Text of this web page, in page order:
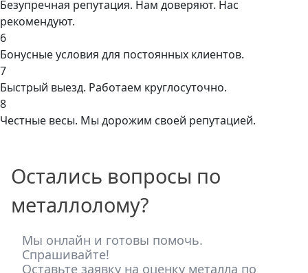
Безупречная репутация. Нам доверяют. Нас
рекомендуют.
6
Бонусные условия для постоянных клиентов.
7
Быстрый выезд. Работаем круглосуточно.
8
Честные весы. Мы дорожим своей репутацией.
Остались вопросы по
металлолому?
Мы онлайн и готовы помочь.
Спрашивайте!
Оставьте заявку на оценку металла по